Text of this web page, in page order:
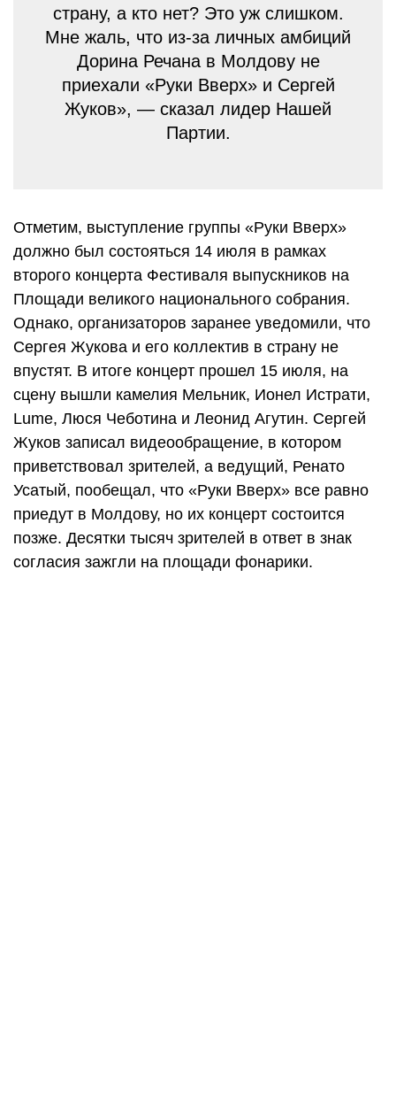
страну, а кто нет? Это уж слишком.
Мне жаль, что из-за личных амбиций
Дорина Речана в Молдову не
приехали «Руки Вверх» и Сергей
Жуков», — сказал лидер Нашей
Партии.
Отметим, выступление группы «Руки Вверх»
должно был состояться 14 июля в рамках
второго концерта Фестиваля выпускников на
Площади великого национального собрания.
Однако, организаторов заранее уведомили, что
Сергея Жукова и его коллектив в страну не
впустят. В итоге концерт прошел 15 июля, на
сцену вышли камелия Мельник, Ионел Истрати,
Lume, Люся Чеботина и Леонид Агутин. Сергей
Жуков записал видеообращение, в котором
приветствовал зрителей, а ведущий, Ренато
Усатый, пообещал, что «Руки Вверх» все равно
приедут в Молдову, но их концерт состоится
позже. Десятки тысяч зрителей в ответ в знак
согласия зажгли на площади фонарики.